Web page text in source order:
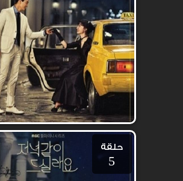
حلقة
5